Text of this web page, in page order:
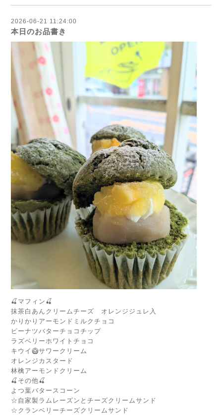
2026-06-21 11:24:00
本日のお品書き
🍒マフィン🍒
抹茶白あんクリームチーズ オレンジジュレ入
かりかりアーモンドミルクチョコ
ピーナツバターチョコチップ
ラズベリーホワイトチョコ
キウイ🥝サワークリーム
オレンジカスタード
林檎アーモンドクリーム
🍒その他🍒
よつ葉バタースコーン
☆自家製ラムレーズンとチーズクリームサンド
☆クランベリーチーズクリームサンド